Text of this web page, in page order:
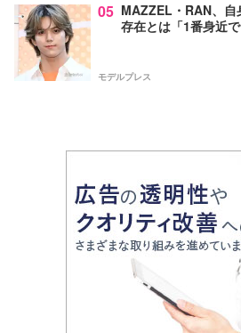
05 MAZZEL・RAN、自
存在とは「1番身近
モデルプレス